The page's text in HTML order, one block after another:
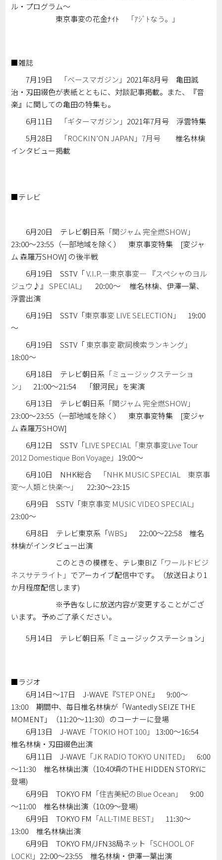
ル・プログラム～
東京事変の花金ﾅｲﾄ
「ｱｼﾞﾄなう。」
■雑誌
7月19日
「ベースマガジン」 2021年8月号 亀田誠
治・刄田綴色が表紙とともに、対談記事掲載。また、『音
楽』に関しての亀田の特集も。
6月11日
「ギターマガジン」 2021年7月号 浮雲特集
5月28日
「ROCKIN’ON JAPAN」7月号 椎名林檎
インタビュー掲載
■テレビ
6月20日 テレビ朝日系 「関ジャム 完全燃SHOW」
23:00～23:55（一部地域を除く） 東京事変特集 [変ジャ
ム 森羅万SHOW] の後半戦
6月19日 SSTV「V.I.P.―東京事変― 『スペシャのヨル
ジュウ♪』 SPECIAL」
20:00～ 椎名林檎、伊澤一葉、
浮雲出演
6月19日 SSTV「東京事変 LIVE SELECTION」
19:00
～
6月19日 SSTV「東京事変 歌詞検索ランキング」
18:00～
6月18日 テレビ朝日系 「ミュージックステーショ
ン」
21:00～21:54 「銀河民」を実演
6月13日 テレビ朝日系 「関ジャム 完全燃SHOW」
23:00～23:55（一部地域を除く） 東京事変特集 [変ジャ
ム 森羅万SHOW]
6月12日 SSTV「LIVE SPECIAL「東京事変Live Tour
2012 Domestique Bon Voyage」 19:00～
6月10日 NHK総合
「NHK MUSIC SPECIAL 東京事
変～人類と快楽～」
22:30～23:15
6月9日 SSTV「東京事変 MUSIC VIDEO SPECIAL」
23:00～
6月8日 テレビ東京系「WBS 」 22:00～22:58 椎名
林檎がインタビュー出演
このときの模様を、テレ東BIZ 「ワールドビジ
ネスサテライト」 でアーカイブ配信中です。（放送日より1
か月程度配信します)
※予告なしに放送内容が変更することがござ
います。 予めご了承ください。
5月14日 テレビ朝日系「ミュージックステーション」
■ラジオ
6月14日～17日 J-WAVE 『STEP ONE』
9:00～
13:00 期間中、毎日椎名林檎が「Wantedly SEIZE THE
MOMENT」（11:20～11:30）のコーナーに登場
6月13日 J-WAVE 「TOKIO HOT 100」
13:00～16:54
椎名林檎・刄田綴色出演
6月11日 J-WAVE 「JK RADIO TOKYO UNITED」
6:00
～11:30 椎名林檎出演（10:40頃のTHE HIDDEN STORYに
登場)
6月9日 TOKYO FM 「住吉美紀のBlue Ocean」
9:00
～11:00 椎名林檎出演（10:09～登場)
6月9日 TOKYO FM 「ALL-TIME BEST」
11:30～
13:00 椎名林檎出演
6月9日 TOKYO FM/JFN38局ネット 「SCHOOL OF
LOCK!」 22:00～23:55 椎名林檎・伊澤一葉出演